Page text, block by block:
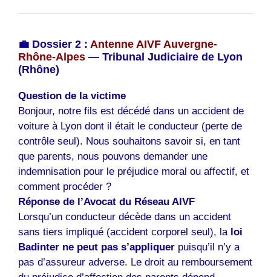
💼 Dossier 2 : Antenne AIVF Auvergne-
Rhône-Alpes — Tribunal Judiciaire de Lyon
(Rhône)
Question de la victime
Bonjour, notre fils est décédé dans un accident de
voiture à Lyon dont il était le conducteur (perte de
contrôle seul). Nous souhaitons savoir si, en tant
que parents, nous pouvons demander une
indemnisation pour le préjudice moral ou affectif, et
comment procéder ?
Réponse de l’Avocat du Réseau AIVF
Lorsqu’un conducteur décède dans un accident
sans tiers impliqué (accident corporel seul), la loi
Badinter ne peut pas s’appliquer puisqu’il n’y a
pas d’assureur adverse. Le droit au remboursement